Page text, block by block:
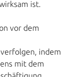
ist.
vor dem
indem
mit dem